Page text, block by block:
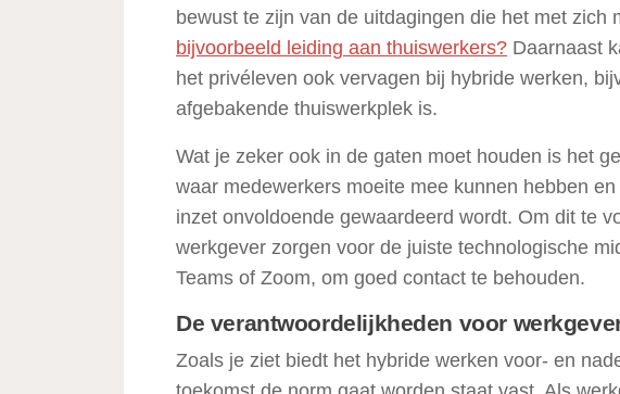
bewust te zijn van de uitdagingen die het met zich
bijvoorbeeld leiding aan thuiswerkers? Daarnaast
het privéleven ook vervagen bij hybride werken,
afgebakende thuiswerkplek is.
Wat je zeker ook in de gaten moet houden is het
waar medewerkers moeite mee kunnen hebben
inzet onvoldoende gewaardeerd wordt. Om dit te
werkgever zorgen voor de juiste technologische
Teams of Zoom, om goed contact te behouden.
De verantwoordelijkheden voor
Zoals je ziet biedt het hybride werken voor- en